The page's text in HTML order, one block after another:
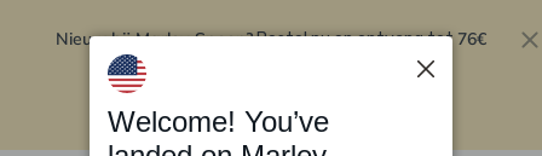
Nieuw bij Marley Spoon?Bestel nu en ontvang tot 76€
Welcome! You’ve